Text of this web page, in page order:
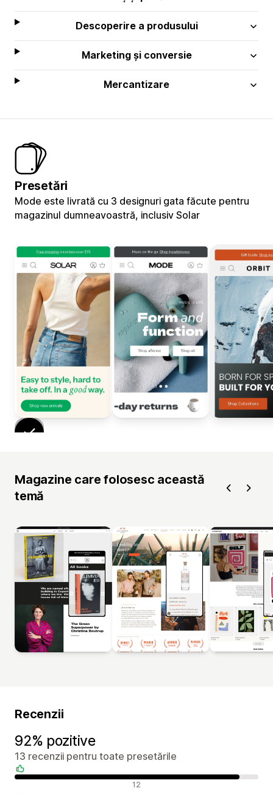
Descoperire a produsului
Marketing și conversie
Mercantizare
Presetări
Mode este livrată cu 3 designuri gata făcute pentru
magazinul dumneavoastră, inclusiv Solar
Magazine care folosesc această
temă
Recenzii
92% pozitive
13 recenzii pentru toate presetările
Recenzii pozitive 12